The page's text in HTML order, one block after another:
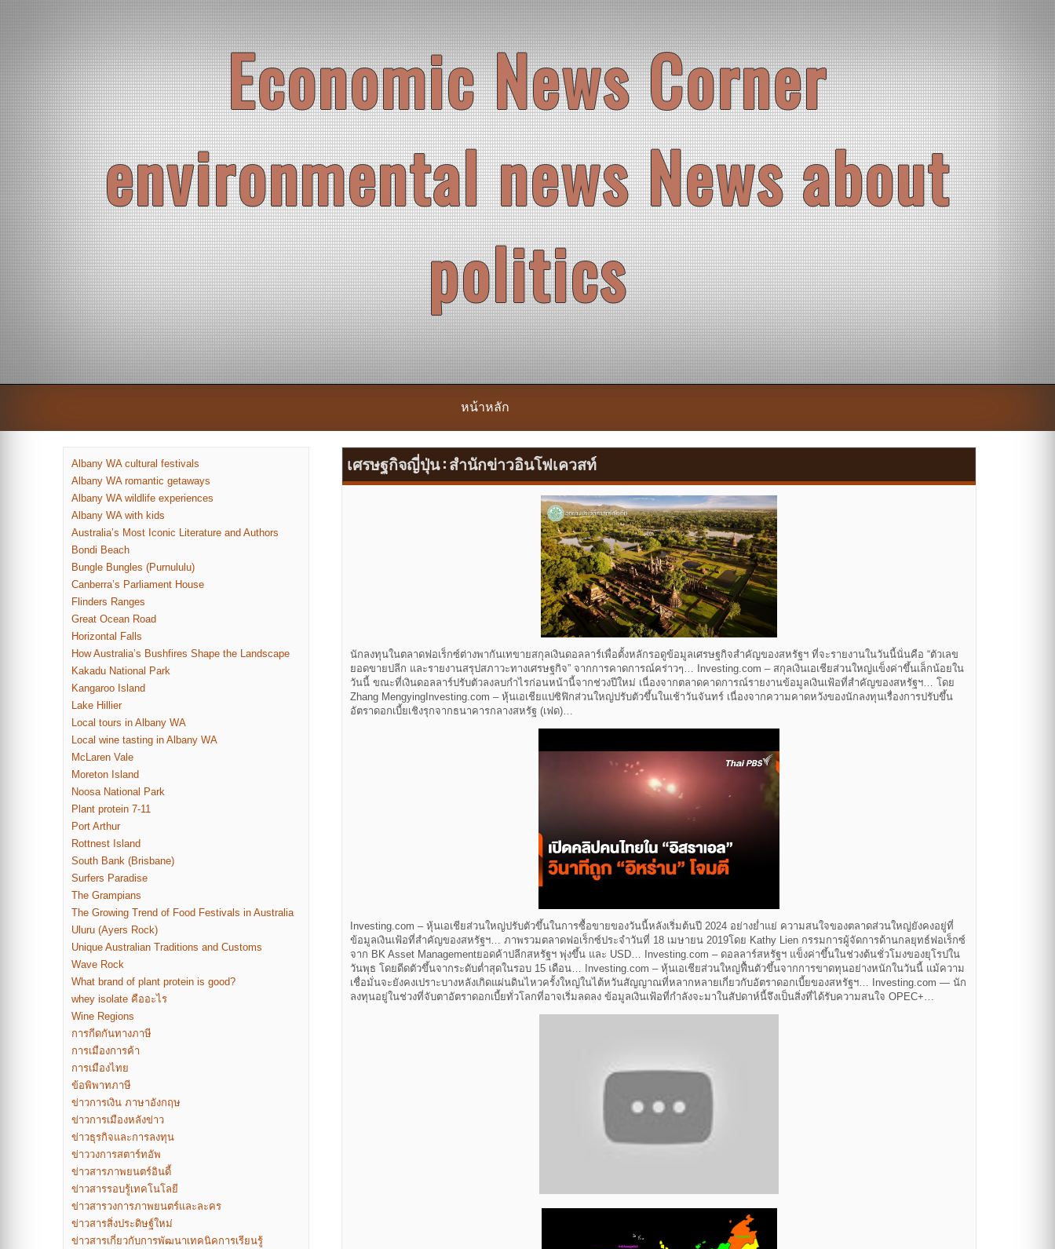
Economic News Corner
environmental news News about
politics
หน้าหลัก
เศรษฐกิจญี่ปุ่น : สำนักข่าวอินโฟเควสท์
นักลงทุนในตลาดฟอเร็กซ์ต่างพากันเทขายสกุลเงินดอลลาร์เพื่อตั้งหลักรอดูข้อมูลเศรษฐกิจสำคัญของสหรัฐฯ ที่จะรายงานในวันนี้นั่นคือ “ตัวเลข
ยอดขายปลีก และรายงานสรุปสภาวะทางเศรษฐกิจ” จากการคาดการณ์คร่าวๆ… Investing.com – สกุลเงินเอเชียส่วนใหญ่แข็งค่าขึ้นเล็กน้อยใน
วันนี้ ขณะที่เงินดอลลาร์ปรับตัวลงลบกำไรก่อนหน้านี้จากช่วงปีใหม่ เนื่องจากตลาดคาดการณ์รายงานข้อมูลเงินเฟ้อที่สำคัญของสหรัฐฯ… โดย
Zhang MengyingInvesting.com – หุ้นเอเชียแปซิฟิกส่วนใหญ่ปรับตัวขึ้นในเช้าวันจันทร์ เนื่องจากความคาดหวังของนักลงทุนเรื่องการปรับขึ้น
อัตราดอกเบี้ยเชิงรุกจากธนาคารกลางสหรัฐ (เฟด)…
Investing.com – หุ้นเอเชียส่วนใหญ่ปรับตัวขึ้นในการซื้อขายของวันนี้หลังเริ่มต้นปี 2024 อย่างย่ำแย่ ความสนใจของตลาดส่วนใหญ่ยังคงอยู่ที่
ข้อมูลเงินเฟ้อที่สำคัญของสหรัฐฯ… ภาพรวมตลาดฟอเร็กซ์ประจำวันที่ 18 เมษายน 2019โดย Kathy Lien กรรมการผู้จัดการด้านกลยุทธ์ฟอเร็กซ์
จาก BK Asset Managementยอดค้าปลีกสหรัฐฯ พุ่งขึ้น และ USD… Investing.com – ดอลลาร์สหรัฐฯ แข็งค่าขึ้นในช่วงต้นชั่วโมงของยุโรปใน
วันพุธ โดยดีดตัวขึ้นจากระดับต่ำสุดในรอบ 15 เดือน… Investing.com – หุ้นเอเชียส่วนใหญ่ฟื้นตัวขึ้นจากการขาดทุนอย่างหนักในวันนี้ แม้ความ
เชื่อมั่นจะยังคงเปราะบางหลังเกิดแผ่นดินไหวครั้งใหญ่ในไต้หวันสัญญาณที่หลากหลายเกี่ยวกับอัตราดอกเบี้ยของสหรัฐฯ… Investing.com — นัก
ลงทุนอยู่ในช่วงที่จับตาอัตราดอกเบี้ยทั่วโลกที่อาจเริ่มลดลง ข้อมูลเงินเฟ้อที่กำลังจะมาในสัปดาห์นี้จึงเป็นสิ่งที่ได้รับความสนใจ OPEC+…
Albany WA cultural festivals
Albany WA romantic getaways
Albany WA wildlife experiences
Albany WA with kids
Australia’s Most Iconic Literature and Authors
Bondi Beach
Bungle Bungles (Purnululu)
Canberra’s Parliament House
Flinders Ranges
Great Ocean Road
Horizontal Falls
How Australia’s Bushfires Shape the Landscape
Kakadu National Park
Kangaroo Island
Lake Hillier
Local tours in Albany WA
Local wine tasting in Albany WA
McLaren Vale
Moreton Island
Noosa National Park
Plant protein 7-11
Port Arthur
Rottnest Island
South Bank (Brisbane)
Surfers Paradise
The Grampians
The Growing Trend of Food Festivals in Australia
Uluru (Ayers Rock)
Unique Australian Traditions and Customs
Wave Rock
What brand of plant protein is good?
whey isolate คืออะไร
Wine Regions
การกีดกันทางภาษี
การเมืองการค้า
การเมืองไทย
ข้อพิพาทภาษี
ข่าวการเงิน ภาษาอังกฤษ
ข่าวการเมืองหลังข่าว
ข่าวธุรกิจและการลงทุน
ข่าววงการสตาร์ทอัพ
ข่าวสารภาพยนตร์อินดี้
ข่าวสารรอบรู้เทคโนโลยี
ข่าวสารวงการภาพยนตร์และละคร
ข่าวสารสิ่งประดิษฐ์ใหม่
ข่าวสารเกี่ยวกับการพัฒนาเทคนิคการเรียนรู้